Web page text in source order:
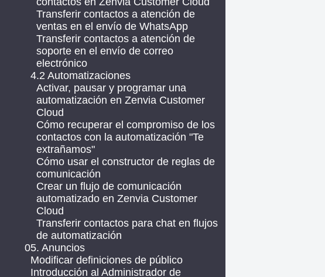
Transferir contactos a atención de
ventas en el envío de WhatsApp
Transferir contactos a atención de
soporte en el envío de correo
electrónico
4.2 Automatizaciones
Activar, pausar y programar una
automatización en Zenvia Customer
Cloud
Cómo recuperar el compromiso de los
contactos con la automatización "Te
extrañamos"
Cómo usar el constructor de reglas de
comunicación
Crear un flujo de comunicación
automatizado en Zenvia Customer
Cloud
Transferir contactos para chat en flujos
de automatización
05. Anuncios
Modificar definiciones de público
Introducción al Administrador de